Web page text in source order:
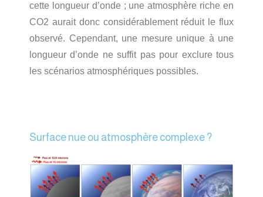
cette longueur d’onde ; une atmosphère riche en
CO2 aurait donc considérablement réduit le flux
observé. Cependant, une mesure unique à une
longueur d’onde ne suffit pas pour exclure tous
les scénarios atmosphériques possibles.
Surface nue ou atmosphère complexe ?